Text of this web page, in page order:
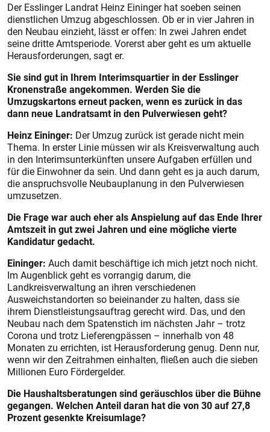
Der Esslinger Landrat Heinz Eininger hat soeben seinen
dienstlichen Umzug abgeschlossen. Ob er in vier Jahren in
den Neubau einzieht, lässt er offen: In zwei Jahren endet
seine dritte Amtsperiode. Vorerst aber geht es um aktuelle
Herausforderungen, sagt er.
Sie sind gut in Ihrem Interimsquartier in der Esslinger
Kronenstraße angekommen. Werden Sie die
Umzugskartons erneut packen, wenn es zurück in das
dann neue Landratsamt in den Pulverwiesen geht?
Heinz Eininger: Der Umzug zurück ist gerade nicht mein
Thema. In erster Linie müssen wir als Kreisverwaltung auch
in den Interimsunterkünften unsere Aufgaben erfüllen und
für die Einwohner da sein. Und dann geht es ja auch darum,
die anspruchsvolle Neubauplanung in den Pulverwiesen
umzusetzen.
Die Frage war auch eher als Anspielung auf das Ende Ihrer
Amtszeit in gut zwei Jahren und eine mögliche vierte
Kandidatur gedacht.
Eininger: Auch damit beschäftige ich mich jetzt noch nicht.
Im Augenblick geht es vorrangig darum, die
Landkreisverwaltung an ihren verschiedenen
Ausweichstandorten so beieinander zu halten, dass sie
ihrem Dienstleistungsauftrag gerecht wird. Das, und den
Neubau nach dem Spatenstich im nächsten Jahr – trotz
Corona und trotz Lieferengpässen – innerhalb von 48
Monaten zu errichten, ist Herausforderung genug. Denn nur,
wenn wir den Zeitrahmen einhalten, fließen auch die sieben
Millionen Euro Fördergelder.
Die Haushaltsberatungen sind geräuschlos über die Bühne
gegangen. Welchen Anteil daran hat die von 30auf 27,8
Prozent gesenkte Kreisumlage?